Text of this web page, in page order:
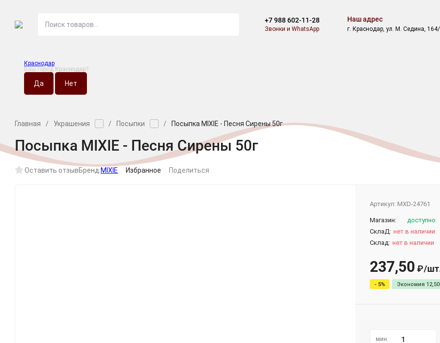
+7 988 602-11-28
Звонки и WhatsApp
Наш адрес
г. Краснодар, ул. М. Седина, 164/
Краснодар
Ваш город Краснодар?
Главная / Украшения / Посыпки / Посыпка MIXIE - Песня Сирены 50г
Посыпка MIXIE - Песня Сирены 50г
Оставить отзывБренд:MIXIE Избранное Поделиться
Артикул: MXD-24761
Магазин:
доступно
СклаД: нет в наличии
Склад: нет в наличии
237,50 ₽/
- 5% Экономия 12,50
мин.